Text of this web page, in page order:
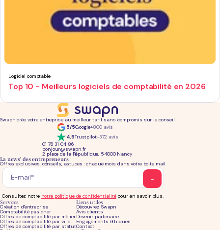
Logiciel comptable
Top 10 - Meilleurs logiciels de comptabilité en 2026
Swapn crée votre entreprise au meilleur tarif sans compromis sur le conseil
5/5Google+800 avis
4,9Trustpilot+372 avis
01 76 31 04 86
bonjour@swapn.fr
2 place de la République, 54000 Nancy
Services
Création d'entreprise
Comptabilité pas cher
Offres de comptabilité par métier
Offres de comptabilité par ville
Offres de comptabilité par statut
Liens utiles
Découvrez Swapn
Avis clients
Devenir partenaire
Engagements éthiques
Contact
La news' des entrepreneurs
Offres exclusives, conseils, astuces : chaque mois dans votre boite mail
Consultez notre notre politique de confidentialitépour en savoir plus.